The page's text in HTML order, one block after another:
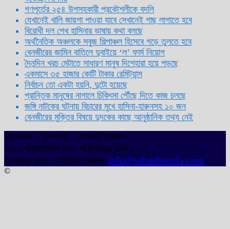
গণপূর্তের ২৫৪ উপসহকারী প্রকৌশলীকে বদলি
যেখানেই খালি জায়গা পাওয়া যাবে সেখানেই গাছ লাগাতে হবে
বিরোধী দল শেখ হাসিনার ভাষায় কথা বলছে
অর্থনৈতিক অঞ্চলকে সবুজ শিল্পাঞ্চল হিসেবে গড়ে তুলতে হবে
বেনজীরের জামিন বাতিলে দুবাইয়ে ‌‘ল’ ফার্ম নিয়োগ
দৈনন্দিন খরচ মেটাতে সাধারণ মানুষ দিশেহারা হয়ে পড়ছে
একমাসে ৩৫ হাজার কোটি টাকার রেমিট্যান্স
নির্বাচন তো একটা হয়নি, দুটো হয়েছে
প্রান্তিক মানুষের নাগালে চিকিৎসা পৌঁছে দিতে কাজ চলছে
জঙ্গি নাটকের ঘটনায় বিচারের মুখে হাসিনা-হারুনসহ ১০ জন
বেনজীরের মুক্তির বিষয়ে দুদকের কাছে আনুষ্ঠানিক তথ্য নেই
প্রকাশক ও সম্পাদক : সোহানা ইসলাম
৩/১৩ প্রতাপদাশ লেন, লক্ষিবাজার ঢাকা।
আমাদের সাথে যোগাযোগ করুন: info@sabarbangla.com
©